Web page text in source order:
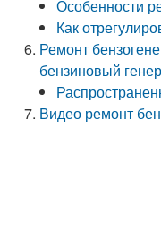
Особенности
Как
Ремонт
бензиновый
Видео ремонт